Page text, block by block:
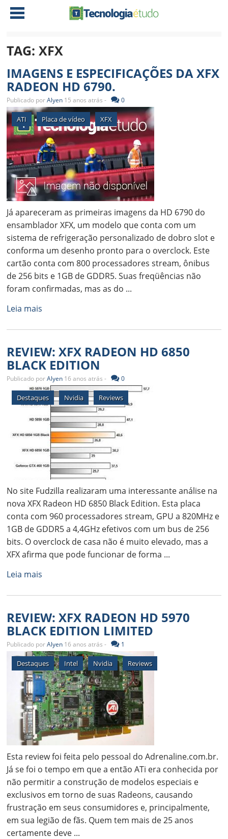
NOTÍCIAS
AMD
INTEL
ATI
NVIDIA
SOFTWARE
NOTEBOOKS
TABLETS
CELULAR
IOS
NOKIA
JOGOS
DOWNLOADS
ANÁLISE
TAG:XFX
IMAGENS E ESPECIFICAÇÕES DA XFX
RADEON HD 6790.
Publicado porAlyen 15 anos atrás - 0
ATI Placa de vídeo XFX
Já apareceram as primeiras imagens da HD 6790 do
ensamblador XFX, um modelo que conta com um
sistema de refrigeração personalizado de dobro slot e
conforma um desenho pronto para o overclock. Este
cartão conta com 800 processadores stream, ônibus
de 256 bits e 1GB de GDDR5. Suas freqüências não
foram confirmadas, mas as do ...
Leia mais
REVIEW: XFX RADEON HD 6850
BLACK EDITION
Publicado porAlyen 16 anos atrás - 0
Destaques Nvidia Reviews
No site Fudzilla realizaram uma interessante análise na
nova XFX Radeon HD 6850 Black Edition. Esta placa
conta com 960 processadores stream, GPU a 820MHz e
1GB de GDDR5 a 4,4GHz efetivos com um bus de 256
bits. O overclock de casa não é muito elevado, mas a
XFX afirma que pode funcionar de forma ...
Leia mais
REVIEW: XFX RADEON HD 5970
BLACK EDITION LIMITED
Publicado porAlyen 16 anos atrás - 1
Destaques Intel Nvidia Reviews
Esta review foi feita pelo pessoal do Adrenaline.com.br.
Já se foi o tempo em que a então ATi era conhecida por
não permitir a construção de modelos especiais e
exclusivos em torno de suas Radeons, causando
frustração em seus consumidores e, principalmente,
em sua legião de fãs. Quem tem mais de 25 anos
certamente deve ...